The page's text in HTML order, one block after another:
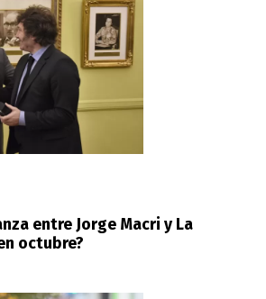
entre Jorge Macri y La
octubre?